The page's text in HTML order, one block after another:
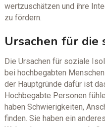
wertzuschätzen und ihre
zu fördern.
Ursachen für die
Die Ursachen für soziale
bei hochbegabten
der Hauptgründe dafür ist
Hochbegabte Personen
haben Schwierigkeiten,
finden. Sie haben ein